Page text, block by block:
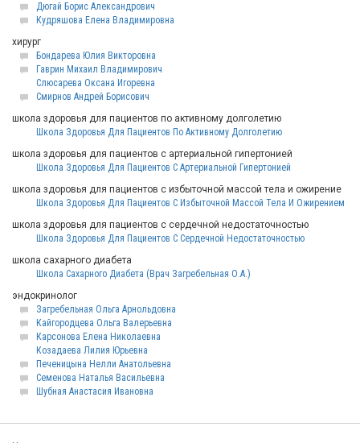
Дюгай Борис Александрович
Кудряшова Елена Владимировна
хирург
Бондарева Юлия Викторовна
Гаврин Михаил Владимирович
Слюсарева Оксана Игоревна
Смирнов Андрей Борисович
школа здоровья для пациентов по активному долголетию
Школа Здоровья Для Пациентов По Активному Долголетию
школа здоровья для пациентов с артериальной гипертонией
Школа Здоровья Для Пациентов С Артериальной Гипертонией
школа здоровья для пациентов с избыточной массой тела и ожирение
Школа Здоровья Для Пациентов С Избыточной Массой Тела И Ожирением
школа здоровья для пациентов с сердечной недостаточностью
Школа Здоровья Для Пациентов С Сердечной Недостаточностью
школа сахарного диабета
Школа Сахарного Диабета (Врач Загребельная О.А.)
эндокринолог
Загребельная Ольга Арнольдовна
Кайгородцева Ольга Валерьевна
Карсонова Елена Николаевна
Козадаева Лилия Юрьевна
Печеницына Нелли Анатольевна
Семенова Наталья Васильевна
Шубная Анастасия Ивановна